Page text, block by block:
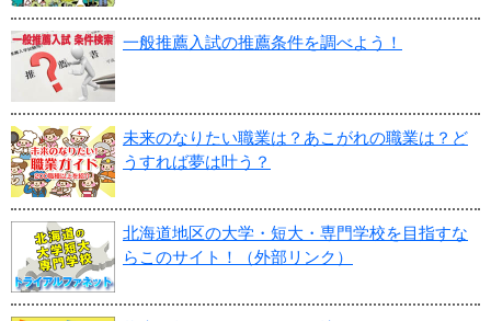
一般推薦入試の推薦条件を調べよう！
未来のなりたい職業は？あこがれの職業は？ど
うすれば夢は叶う？
北海道地区の大学・短大・専門学校を目指すな
らこのサイト！（外部リンク）